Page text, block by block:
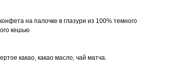
на палочке в глазури из 100% темного
кешью
какао, какао масло, чай матча.